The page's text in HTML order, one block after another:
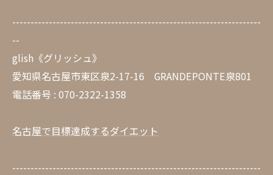
--------------------------------------------------------------------
--
glish《グリッシュ》
愛知県名古屋市東区泉2-17-16 GRANDEPONTE泉801
電話番号 : 070-2322-1358
名古屋で目標達成するダイエット
--------------------------------------------------------------------